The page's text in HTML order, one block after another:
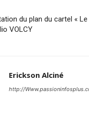
du plan du cartel « Le
VOLCY
Erickson Alciné
http://